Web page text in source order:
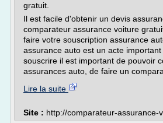
gratuit.
Il est facile d'obtenir un devis
comparateur assurance voiture
faire votre souscription assurance
assurance auto est un acte
souscrire il est important de pouvoir
assurances auto, de faire un
Lire la suite
Site : http://comparateur-assurance-